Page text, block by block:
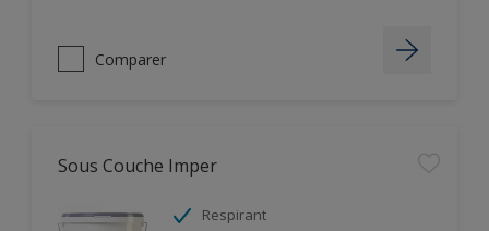
Comparer
Sous Couche Imper
Respirant